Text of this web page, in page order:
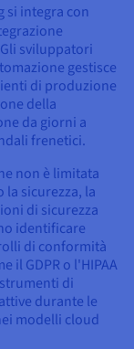
si integra con
sviluppatori
gestisce
di produzione
della
da giorni a
frenetici.
non è limitata
sicurezza, la
di sicurezza
identificare
di conformità
il GDPR o l'HIPAA
di
durante le
modelli cloud